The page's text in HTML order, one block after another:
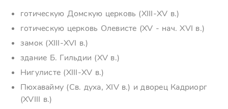
готическую Домскую церковь (XIII-XV в.)
готическую церковь Олевисте (XV - нач. XVI в.)
замок (XIII-XVI в.)
здание Б. Гильдии (XV в.)
Нигулисте (XIII-XV в.)
Пюхавайму (Св. духа, XIV в.) и дворец Кадриорг
(XVIII в.)